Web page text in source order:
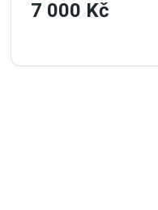
7 000 Kč